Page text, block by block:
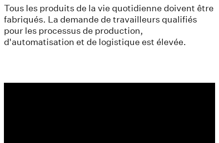
Tous les produits de la vie quotidienne doivent être
fabriqués. La demande de travailleurs qualifiés
pour les processus de production,
d'automatisation et de logistique est élevée.